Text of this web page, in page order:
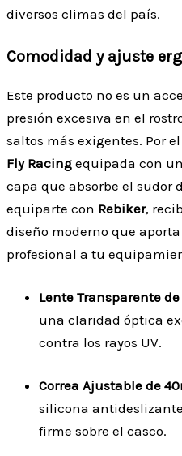
diversos climas del país.
Comodidad y ajuste
Este producto no es un
presión excesiva en el
saltos más exigentes. Por
Fly Racing equipada con
capa que absorbe el sudor
equiparte con Rebiker,
diseño moderno que
profesional a tu
Lente Transparente
una claridad óptica
contra los rayos UV.
Correa Ajustable de
silicona
firme sobre el casco.